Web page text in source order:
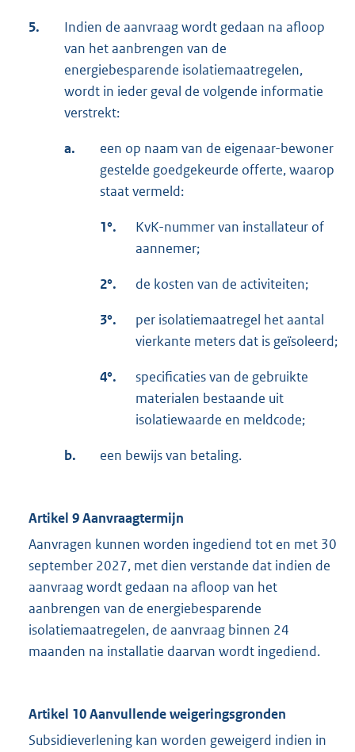
5.
Indien de aanvraag wordt gedaan na afloop
van het aanbrengen van de
energiebesparende isolatiemaatregelen,
wordt in ieder geval de volgende informatie
verstrekt:
a.
een op naam van de eigenaar-bewoner
gestelde goedgekeurde offerte, waarop
staat vermeld:
1°.
KvK-nummer van installateur of
aannemer;
2°. de kosten van de activiteiten;
3°.
per isolatiemaatregel het aantal
vierkante meters dat is geïsoleerd;
4°.
specificaties van de gebruikte
materialen bestaande uit
isolatiewaarde en meldcode;
b. een bewijs van betaling.
Artikel 9 Aanvraagtermijn
Aanvragen kunnen worden ingediend tot en met 30
september 2027, met dien verstande dat indien de
aanvraag wordt gedaan na afloop van het
aanbrengen van de energiebesparende
isolatiemaatregelen, de aanvraag binnen 24
maanden na installatie daarvan wordt ingediend.
Artikel 10 Aanvullende weigeringsgronden
Subsidieverlening kan worden geweigerd indien in